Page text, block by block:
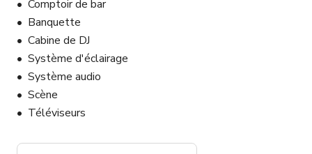
Comptoir de bar
Banquette
Cabine de DJ
Système d'éclairage
Système audio
Scène
Téléviseurs